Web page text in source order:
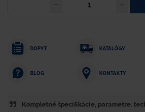
DOPYT KATALÓGY
BLOG KONTAKTY
Kompletné špecifikácie, parametre.